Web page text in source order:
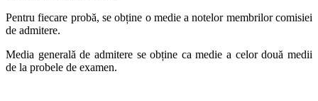
Pentru fiecare probă, se obține o medie a notelor membrilor comisiei
de admitere.
Media generală de admitere se obține ca medie a celor două medii
de la probele de examen.